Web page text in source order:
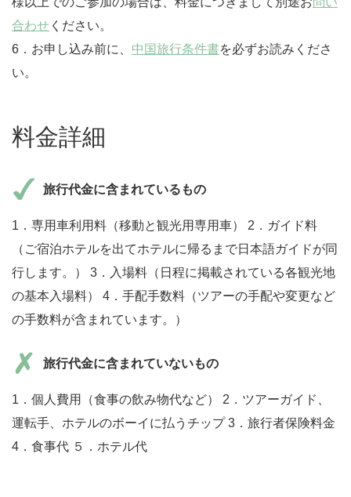
合わせ ください。
6．お申し込み前に、 中国旅行条件書を必ずお読みくださ
い。
料金詳細
旅行代金に含まれているもの
1．専用車利用料（移動と観光用専用車） 2．ガイド料
（ご宿泊ホテルを出てホテルに帰るまで日本語ガイドが同
行します。） 3．入場料（日程に掲載されている各観光地
の基本入場料） 4．手配手数料（ツアーの手配や変更など
の手数料が含まれています。）
旅行代金に含まれていないもの
1．個人費用（食事の飲み物代など） 2．ツアーガイド、
運転手、ホテルのボーイに払うチップ 3．旅行者保険料金
4．食事代 ５．ホテル代